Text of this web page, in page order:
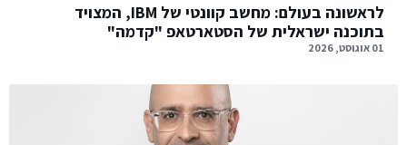
לראשונה בעולם: מחשב קוונטי של IBM, המצויד
בתוכנה ישראלית של הסטארטאפ "קדמה"
01 אוגוסט, 2026